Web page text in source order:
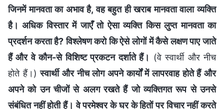
जिनमें मानवता का अभाव है, वह बहुत ही खराब मानवता वाला व्यक्ति
है। अधिक विस्तार में जाएँ तो ऐसा व्यक्ति किस लुप्त मानवता का
प्रदर्शन करता है? विश्लेषण करो कि ऐसे लोगों में कैसे लक्षण पाए जाते
हैं और वे कौन-से विशिष्ट प्रकटन दर्शाते हैं।
(वे स्वार्थी और नीच
होते हैं।)स्वार्थी और नीच लोग अपने कार्यों में लापरवाह होते हैं और
अपने को उन चीजों से अलग रखते हैं जो व्यक्तिगत रूप से उनसे
संबंधित नहीं होती हैं। वे परमेश्वर के घर के हितों पर विचार नहीं करते